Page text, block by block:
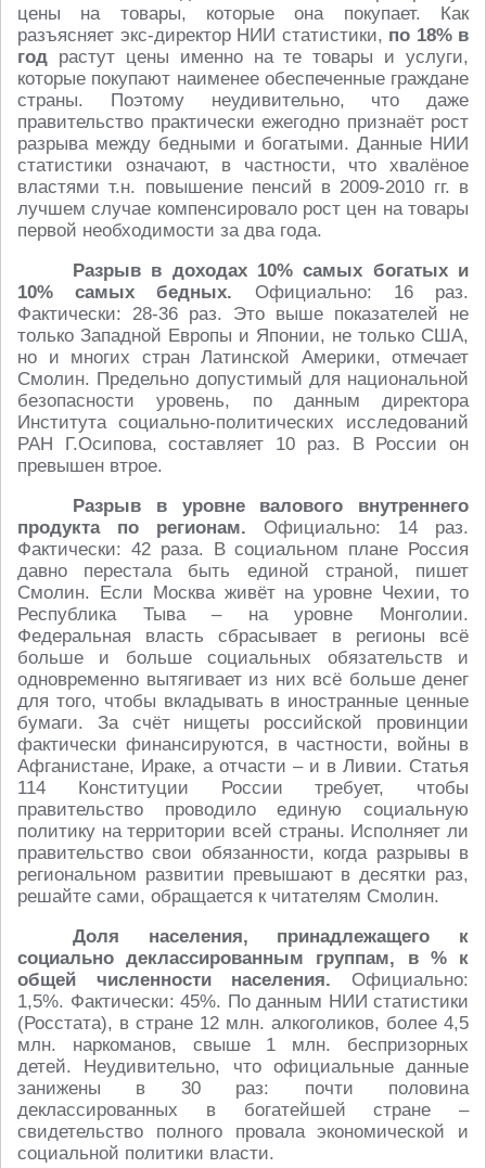
цены на товары, которые она покупает. Как
разъясняет экс-директор НИИ статистики, по 18% в
год растут цены именно на те товары и услуги,
которые покупают наименее обеспеченные граждане
страны. Поэтому неудивительно, что даже
правительство практически ежегодно признаёт рост
разрыва между бедными и богатыми. Данные НИИ
статистики означают, в частности, что хвалёное
властями т.н. повышение пенсий в 2009-2010 гг. в
лучшем случае компенсировало рост цен на товары
первой необходимости за два года.
Разрыв в доходах 10% самых богатых и
10% самых бедных. Официально: 16 раз.
Фактически: 28-36 раз. Это выше показателей не
только Западной Европы и Японии, не только США,
но и многих стран Латинской Америки, отмечает
Смолин. Предельно допустимый для национальной
безопасности уровень, по данным директора
Института социально-политических исследований
РАН Г.Осипова, составляет 10 раз. В России он
превышен втрое.
Разрыв в уровне валового внутреннего
продукта по регионам. Официально: 14 раз.
Фактически: 42 раза. В социальном плане Россия
давно перестала быть единой страной, пишет
Смолин. Если Москва живёт на уровне Чехии, то
Республика Тыва – на уровне Монголии.
Федеральная власть сбрасывает в регионы всё
больше и больше социальных обязательств и
одновременно вытягивает из них всё больше денег
для того, чтобы вкладывать в иностранные ценные
бумаги. За счёт нищеты российской провинции
фактически финансируются, в частности, войны в
Афганистане, Ираке, а отчасти – и в Ливии. Статья
114 Конституции России требует, чтобы
правительство проводило единую социальную
политику на территории всей страны. Исполняет ли
правительство свои обязанности, когда разрывы в
региональном развитии превышают в десятки раз,
решайте сами, обращается к читателям Смолин.
Доля населения, принадлежащего к
социально деклассированным группам, в % к
общей численности населения. Официально:
1,5%. Фактически: 45%. По данным НИИ статистики
(Росстата), в стране 12 млн. алкоголиков, более 4,5
млн. наркоманов, свыше 1 млн. беспризорных
детей. Неудивительно, что официальные данные
занижены в 30 раз: почти половина
деклассированных в богатейшей стране –
свидетельство полного провала экономической и
социальной политики власти.